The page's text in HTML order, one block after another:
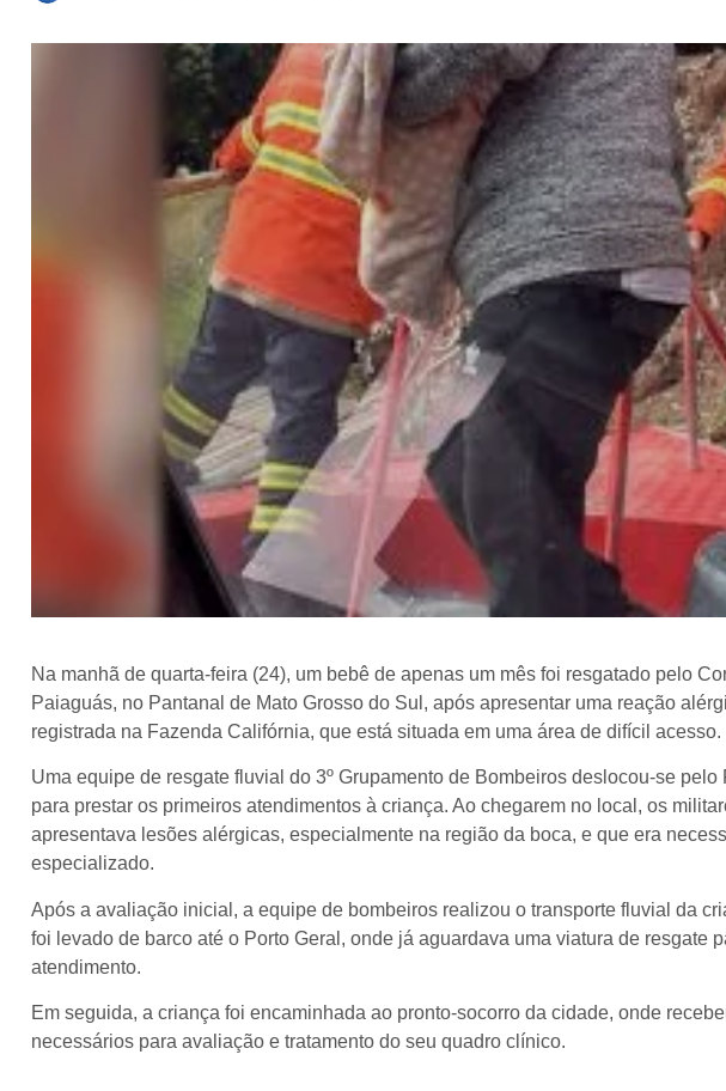
Na manhã de quarta-feira (24), um bebê de apenas um mês foi resgatado pelo
Paiaguás, no Pantanal de Mato Grosso do Sul, após apresentar uma reação
registrada na Fazenda Califórnia, que está situada em uma área de difícil acesso.
Uma equipe de resgate fluvial do 3º Grupamento de Bombeiros deslocou-se
para prestar os primeiros atendimentos à criança. Ao chegarem no local, os
apresentava lesões alérgicas, especialmente na região da boca, e que era
especializado.
Após a avaliação inicial, a equipe de bombeiros realizou o transporte fluvial da
foi levado de barco até o Porto Geral, onde já aguardava uma viatura de resgate
atendimento.
Em seguida, a criança foi encaminhada ao pronto-socorro da cidade, onde
necessários para avaliação e tratamento do seu quadro clínico.